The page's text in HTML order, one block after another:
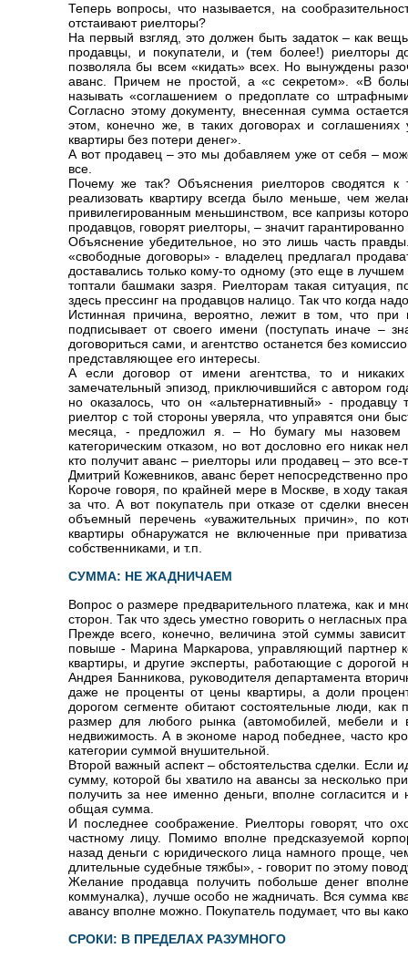
Теперь вопросы, что называется, на
отстаивают риелторы?
На первый взгляд, это должен быть задаток – как
продавцы, и покупатели, и (тем более!) риелторы
позволяла бы всем «кидать» всех. Но вынуждены
аванс. Причем не простой, а «с секретом». «В
называть «соглашением о предоплате со
Согласно этому документу, внесенная сумма
этом, конечно же, в таких договорах и соглашениях
квартиры без потери денег».
А вот продавец – это мы добавляем уже от себя –
все.
Почему же так? Объяснения риелторов
реализовать квартиру всегда было меньше, чем
привилегированным меньшинством, все капризы
продавцов, говорят риелторы, – значит
Объяснение убедительное, но это лишь часть
«свободные договоры» - владелец предлагал
доставались только кому-то одному (это еще в
топтали башмаки зазря. Риелторам такая ситуация,
здесь прессинг на продавцов налицо. Так что когда
Истинная причина, вероятно, лежит в том, что при
подписывает от своего имени (поступать иначе –
договориться сами, и агентство останется без
представляющее его интересы.
А если договор от имени агентства, то и
замечательный эпизод, приключившийся с автором
но оказалось, что он «альтернативный» -
риелтор с той стороны уверяла, что управятся они
месяца, - предложил я. – Но бумагу мы назовем
категорическим отказом, но вот дословно его никак
кто получит аванс – риелторы или продавец – это
Дмитрий Кожевников, аванс берет непосредственно
Короче говоря, по крайней мере в Москве, в ходу
за что. А вот покупатель при отказе от сделки
объемный перечень «уважительных причин», по
квартиры обнаружатся не включенные при
собственниками, и т.п.
СУММА: НЕ ЖАДНИЧАЕМ
Вопрос о размере предварительного платежа, как и
сторон. Так что здесь уместно говорить о негласных
Прежде всего, конечно, величина этой суммы
повыше - Марина Маркарова, управляющий партнер
квартиры, и другие эксперты, работающие с
Андрея Банникова, руководителя департамента
даже не проценты от цены квартиры, а доли
дорогом сегменте обитают состоятельные люди,
размер для любого рынка (автомобилей, мебели
недвижимость. А в экономе народ победнее, часто
категории суммой внушительной.
Второй важный аспект – обстоятельства сделки. Если
сумму, которой бы хватило на авансы за несколько
получить за нее именно деньги, вполне согласится
общая сумма.
И последнее соображение. Риелторы говорят, что
частному лицу. Помимо вполне предсказуемой
назад деньги с юридического лица намного проще,
длительные судебные тяжбы», - говорит по этому
Желание продавца получить побольше денег
коммуналка), лучше особо не жадничать. Вся сумма
авансу вполне можно. Покупатель подумает, что вы
СРОКИ: В ПРЕДЕЛАХ РАЗУМНОГО